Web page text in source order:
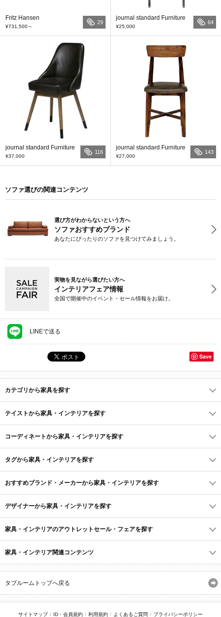
Fritz Hansen
¥731,500～
29
journal standard Furniture
¥25,000
64
journal standard Furniture
¥37,000
116
journal standard Furniture
¥27,000
143
ソファ選びの関連コンテンツ
選び方がわからないという方へ
ソファおすすめブランド
あなたにぴったりのソファを見つけてみましょう。
実物を見ながら選びたい方へ
インテリアフェア情報
全国で開催中のイベント・セール情報をお届け。
LINEで送る
Save
カテゴリから家具を探す
テイストから家具・インテリアを探す
コーディネートから家具・インテリアを探す
タグから家具・インテリアを探す
おすすめブランド・メーカーから家具・インテリアを探す
デザイナーから家具・インテリアを探す
家具・インテリアのアウトレットセール・フェアを探す
家具・インテリア関連コンテンツ
タブルームトップへ戻る
サイトマップ ID・会員規約 利用規約 よくあるご質問 プライバシーポリシー